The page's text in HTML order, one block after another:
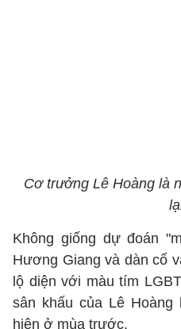
Cơ trưởng Lê Hoàng là
Không giống dự đoán
Hương Giang và dàn cố
lộ diện với màu tím
sân khấu của Lê
hiện ở mùa trước.